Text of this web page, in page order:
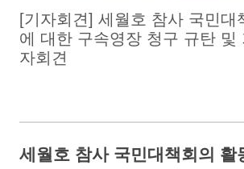
[기자회견] 세월호 참사 국민대
에 대한 구속영장 청구 규탄 및
자회견
세월호 참사 국민대책회의 활